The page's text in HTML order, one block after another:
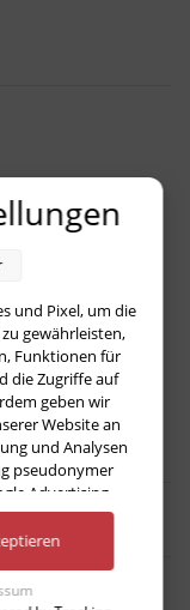
und Pixel, um die
gewährleisten,
Funktionen für
die Zugriffe auf
geben wir
Website an
und Analysen
pseudonymer
Advertising
mit
haben
haben